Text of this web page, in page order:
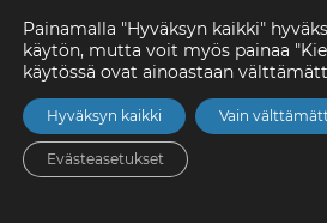
Velaton hinta
179 800 €
Koko
50,5 m²
Kerros Valmistuminen
Painamalla "Hyväksyn kaikki"
käytön, mutta voit myös painaa
käytössä ovat ainoastaan
Hyväksyn kaikki Vain
Evästeasetukset